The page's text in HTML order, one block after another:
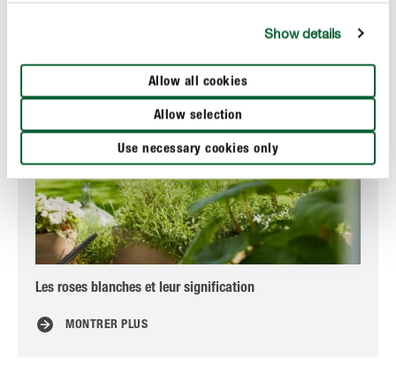
Show details
Allow all cookies
Allow selection
Use necessary cookies only
Les roses blanches et leur signification
MONTRER PLUS